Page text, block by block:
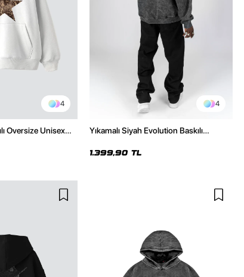
4
Oversize Unisex
4
Yıkamalı Siyah Evolution Baskılı
1.399,90 TL